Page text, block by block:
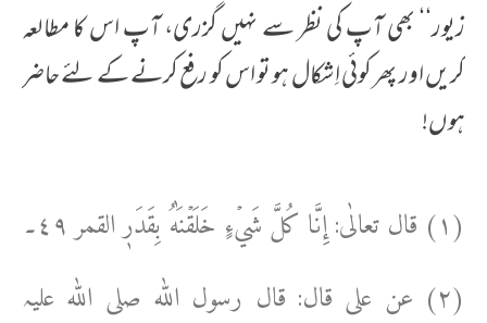
زیور‘‘ بھی آپ کی نظر سے نہیں گزری، آپ اس کا مطالعہ
کریں اور پھر کوئی اِشکال ہو تو اس کو رفع کرنے کے لئے حاضر
ہوں!
(۱) قال تعالٰی: إِنَّا كُلَّ شَيۡءٍ خَلَقۡنَٰهُ بِقَدَرٖ القمر ٤٩۔
(۲) عن علی قال: قال رسول اللہ صلی اللہ علیہ